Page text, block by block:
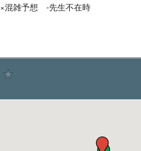
雑予想 -先生不在時